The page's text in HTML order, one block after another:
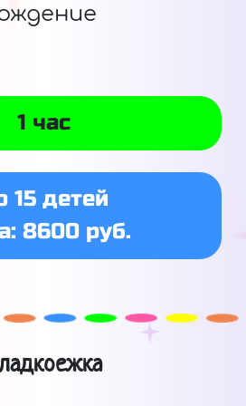
1 час
15 детей
8600 руб.